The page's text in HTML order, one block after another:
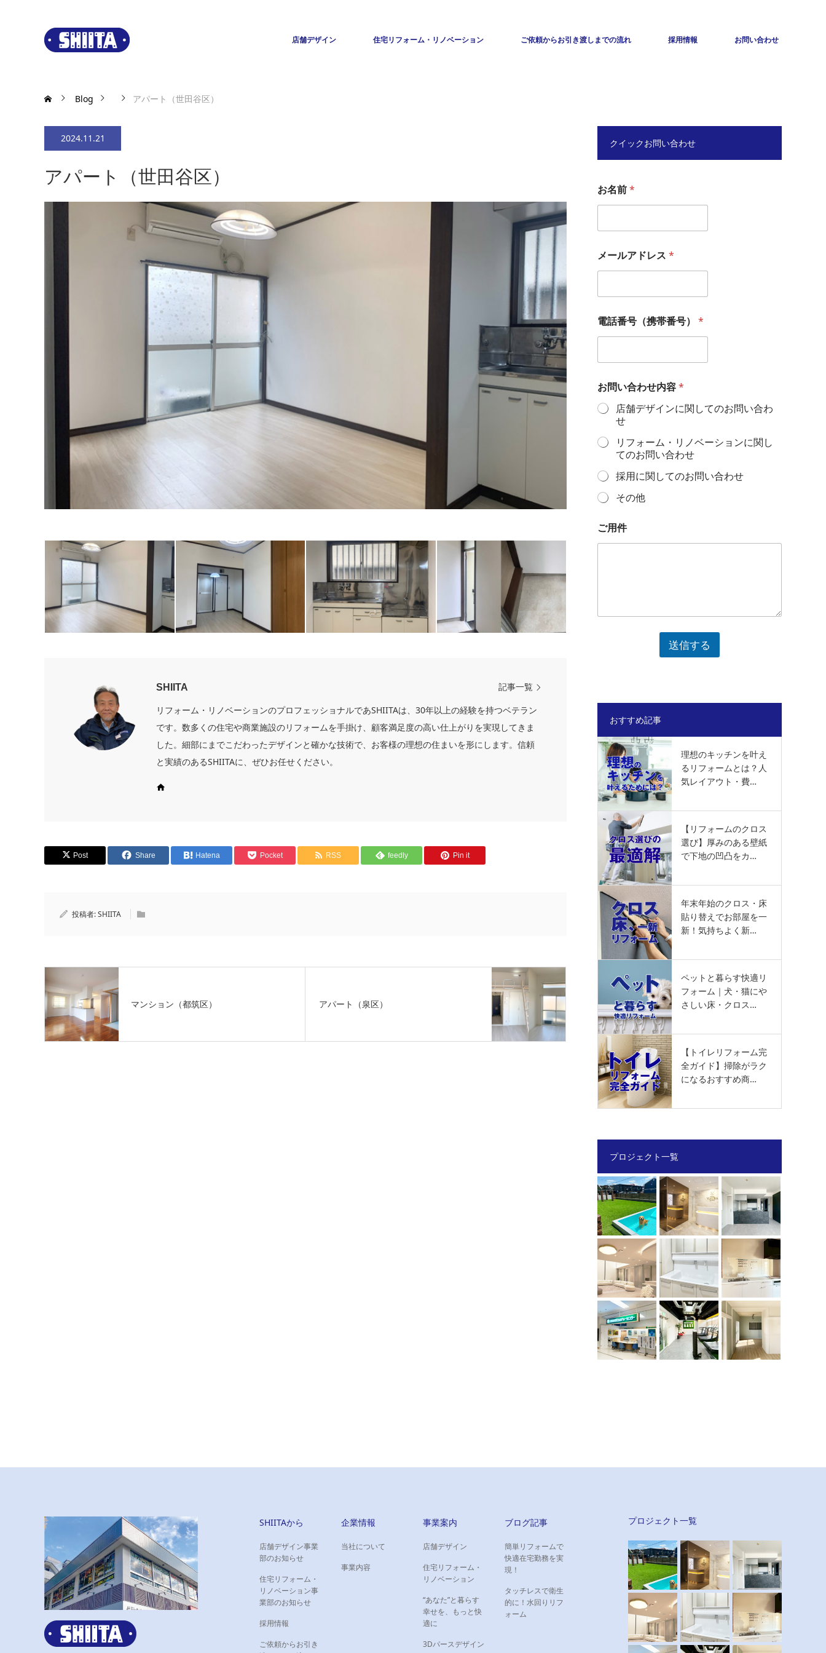
店舗デザイン 住宅リフォーム・リノベーション ご依頼からお引き渡しまでの流れ 採用情報 お問い合わせ
Blog アパート（世田谷区）
2024.11.21
アパート（世田谷区）
SHIITA
記事一覧
リフォーム・リノベーションのプロフェッショナルであSHIITAは、30年以上の経験を持つベテラン
です。数多くの住宅や商業施設のリフォームを手掛け、顧客満足度の高い仕上がりを実現してきま
した。細部にまでこだわったデザインと確かな技術で、お客様の理想の住まいを形にします。信頼
と実績のあるSHIITAに、ぜひお任せください。
Post Share Hatena Pocket RSS feedly Pin it
投稿者:SHIITA
マンション（都筑区） アパート（泉区）
クイックお問い合わせ
お名前*
メールアドレス *
名
前
話
号
（
携
帯
号
）
用
電話番号（携帯番号） *
お問い合わせ内容*
店舗デザインに関してのお問い合わ
せ
リフォーム・リノベーションに関し
てのお問い合わせ
採用に関してのお問い合わせ
その他
ご用件
送信する
おすすめ記事
理想のキッチンを叶え
るリフォームとは？人
気レイアウト・費…
【リフォームのクロス
選び】厚みのある壁紙
で下地の凹凸をカ…
年末年始のクロス・床
貼り替えでお部屋を一
新！気持ちよく新…
ペットと暮らす快適リ
フォーム｜犬・猫にや
さしい床・クロス…
【トイレリフォーム完
全ガイド】掃除がラク
になるおすすめ商…
プロジェクト一覧
SHIITAから
店舗デザイン事業
部のお知らせ
住宅リフォーム・
リノベーション事
業部のお知らせ
採用情報
ご依頼からお引き
企業情報
当社について
事業内容
事業案内
店舗デザイン
住宅リフォーム・
リノベーション
“あなた”と暮らす
幸せを、もっと快
適に
3Dパースデザイン
ブログ記事
簡単リフォームで
快適在宅勤務を実
現！
タッチレスで衛生
的に！水回りリフ
ォーム
プロジェクト一覧